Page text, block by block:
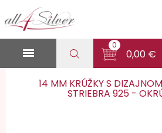

0
0,00 €
14 MM KRÚŽKY S
STRIEBRA 925 -